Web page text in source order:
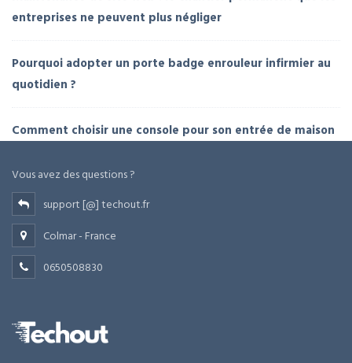
entreprises ne peuvent plus négliger
Pourquoi adopter un porte badge enrouleur infirmier au
quotidien ?
Comment choisir une console pour son entrée de maison
Vous avez des questions ?
support [@] techout.fr
Colmar - France
0650508830